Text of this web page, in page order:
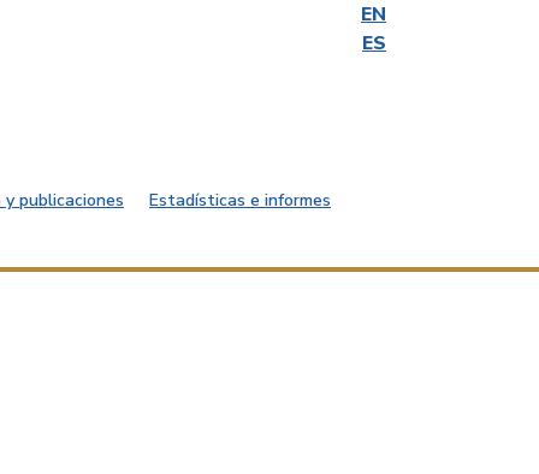
EN
ES
publicaciones Estadísticas e informes